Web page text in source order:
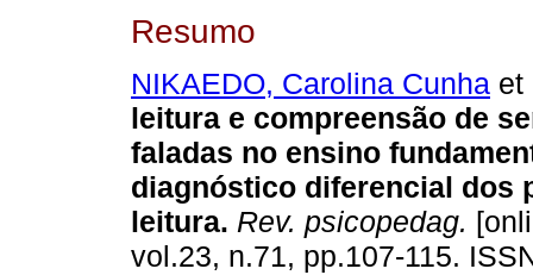
Resumo
NIKAEDO, Carolina Cunha et
leitura e compreensão de
faladas no ensino
diagnóstico diferencial dos
leitura. Rev. psicopedag.
vol.23, n.71, pp.107-115.